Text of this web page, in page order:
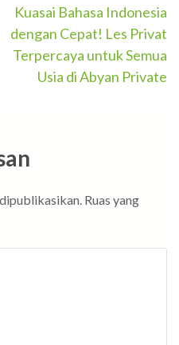
Kuasai Bahasa Indonesia
dengan Cepat! Les Privat
Terpercaya untuk Semua
Usia di Abyan Private
Ruas yang